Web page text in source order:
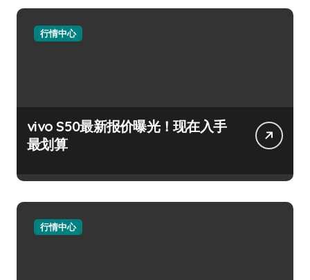
行情中心
vivo S50最新报价曝光！现在入手
最划算
行情中心